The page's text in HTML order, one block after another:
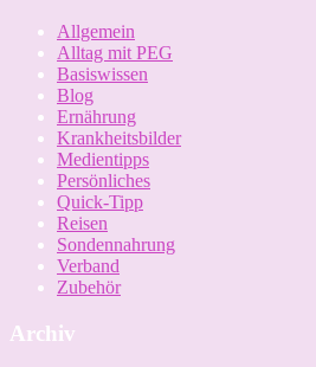
Allgemein
Alltag mit PEG
Basiswissen
Blog
Ernährung
Krankheitsbilder
Medientipps
Persönliches
Quick-Tipp
Reisen
Sondennahrung
Verband
Zubehör
Archiv